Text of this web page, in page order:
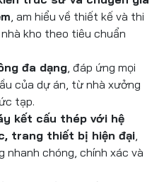
THIẾT KẾ
VẤN ĐẦU TƯ
XÂY DỰNG
KẾ DỰ ÁN
CẤU THÉP
CẤU THÉP
CONTAINER
, am hiểu về thiết kế và thi
kho theo tiêu chuẩn
đa dạng , đáp ứng mọi
của dự án, từ nhà xưởng
tạp.
kết cấu thép với hệ
trang thiết bị hiện đại
nhanh chóng, chính xác và